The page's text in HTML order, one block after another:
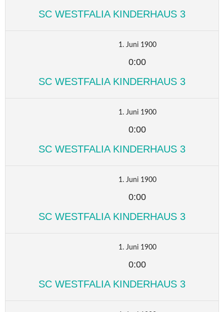
SC WESTFALIA KINDERHAUS 3
1. Juni 1900
0:00
SC WESTFALIA KINDERHAUS 3
1. Juni 1900
0:00
SC WESTFALIA KINDERHAUS 3
1. Juni 1900
0:00
SC WESTFALIA KINDERHAUS 3
1. Juni 1900
0:00
SC WESTFALIA KINDERHAUS 3